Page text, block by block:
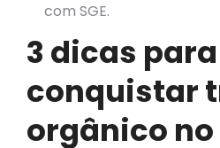
com SGE.
3 dicas para
conquistar
orgânico no